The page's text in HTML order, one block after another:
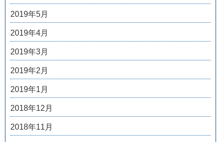
2019年5月
2019年4月
2019年3月
2019年2月
2019年1月
2018年12月
2018年11月